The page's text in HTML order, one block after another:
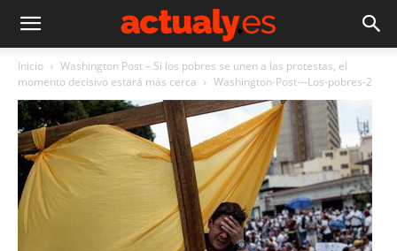
Inicio
Washington Post – Si los pobres se unen a las protestas, el
momento decisivo estará más cerca
Washington-Post---Los-pobres-2